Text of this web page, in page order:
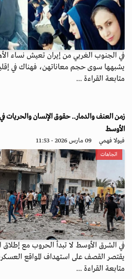
في الجنوب الغربي من إيران تعيش نساء
يشبهها سوى حجم معاناتهن، فهناك في إقليم
متابعة القراءة ...
زمن العنف والدمار.. حقوق الإنسان والحريات
الأوسط
فيولا فهمي 09 مارس 2026 - 11:53
اتجاهات
في الشرق الأوسط لا تبدأ الحروب مع
يقتصر القصف على استهداف المواقع
متابعة القراءة ...